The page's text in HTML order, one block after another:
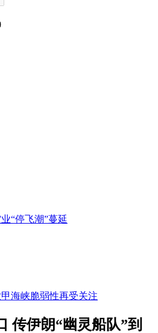
“停飞潮”蔓延
海峡脆弱性再受关注
传伊朗“幽灵船队”到